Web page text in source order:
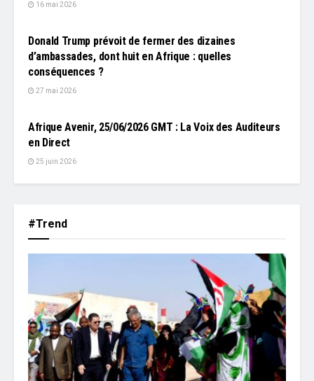
16 mai 2026
Donald Trump prévoit de fermer des dizaines
d’ambassades, dont huit en Afrique : quelles
conséquences ?
27 mai 2026
Afrique Avenir, 25/06/2026 GMT : La Voix des Auditeurs
en Direct
25 juin 2026
#Trend